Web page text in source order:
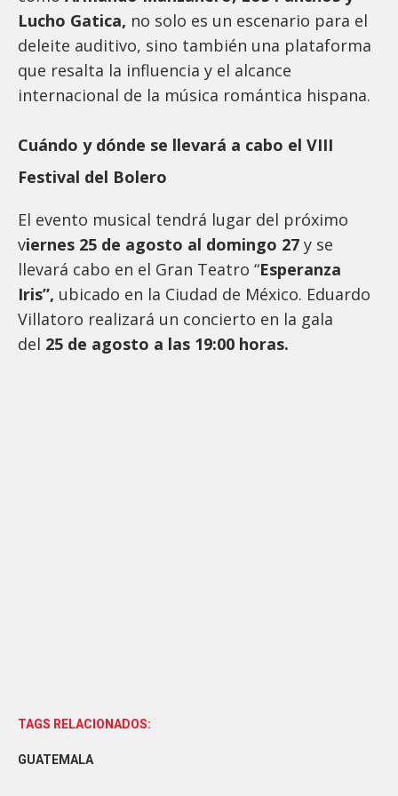
Lucho Gatica, no solo es un escenario para el
deleite auditivo, sino también una plataforma
que resalta la influencia y el alcance
internacional de la música romántica hispana.
Cuándo y dónde se llevará a cabo el VIII
Festival del Bolero
El evento musical tendrá lugar del próximo
viernes 25 de agosto al domingo 27 y se
llevará cabo en el Gran Teatro “Esperanza
Iris”, ubicado en la Ciudad de México. Eduardo
Villatoro realizará un concierto en la gala
del 25 de agosto a las 19:00 horas.
TAGS RELACIONADOS:
GUATEMALA